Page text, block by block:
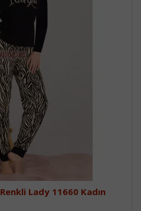
Lady 11660 Kadın